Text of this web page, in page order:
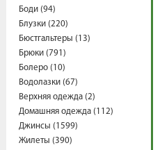
Боди (94)
Блузки (220)
Бюстгальтеры (13)
Брюки (791)
Болеро (10)
Водолазки (67)
Верхняя одежда (2)
Домашняя одежда (112)
Джинсы (1599)
Жилеты (390)